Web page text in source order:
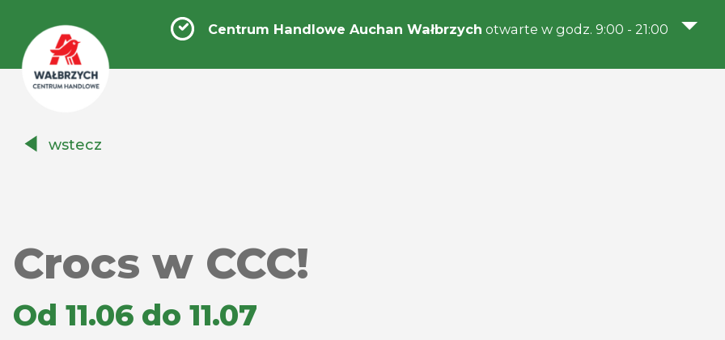
Handlowe
Centrum Handlowe Auchan Wałbrzych otwarte w godz. 9:00 - 21:00
wstecz
Crocs w CCC!
Od 11.06 do 11.07